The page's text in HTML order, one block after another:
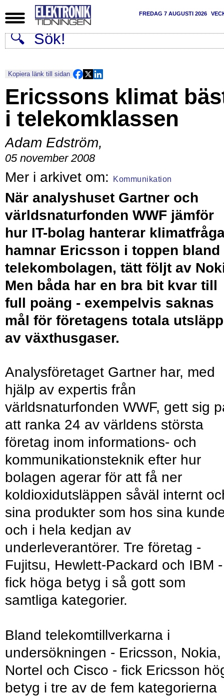
FREDAG 7 AUGUSTI 2026
Kopiera länk till sidan
Ericssons klimat
i telekomklassen
Adam Edström,
05 november 2008
Kommunikation
När analyshuset Gartner och
världsnaturfonden WWF jämför
hur IT-bolag hanterar
hamnar Ericsson i toppen bland
telekombolagen, tätt följt av
Men båda har en bra bit kvar till
full poäng - exempelvis saknas
mål för företagens totala utsläpp
av växthusgaser.
Analysföretaget Gartner har, med
hjälp av expertis från
världsnaturfonden WWF, gett sig
att ranka 24 av världens största
företag inom informations- och
kommunikationsteknik efter hur
bolagen agerar för att få ner
koldioxidutsläppen såväl internt
sina produkter som hos sina
och i hela kedjan av
underleverantörer. Tre företag -
Fujitsu, Hewlett-Packard och IBM -
fick höga betyg i så gott som
samtliga kategorier.
Bland telekomtillverkarna i
undersökningen - Ericsson, Nokia,
Nortel och Cisco - fick Ericsson
betyg i tre av de fem kategorierna